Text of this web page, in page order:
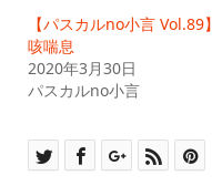
ド
ウ
で
開
き
ま
す)
さ
い
い
ウ
ィ
ウ
で
開
き
【パスカルno小言 Vol.89】
咳喘息
2020年3月30日
パスカルno小言